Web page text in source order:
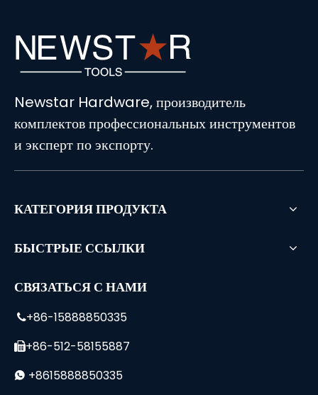
Newstar Hardware, производитель
комплектов профессиональных инструментов
и эксперт по экспорту.
КАТЕГОРИЯ ПРОДУКТА
БЫСТРЫЕ ССЫЛКИ
СВЯЗАТЬСЯ С НАМИ
+86-15888850335
+86-512-58155887
 +8615888850335